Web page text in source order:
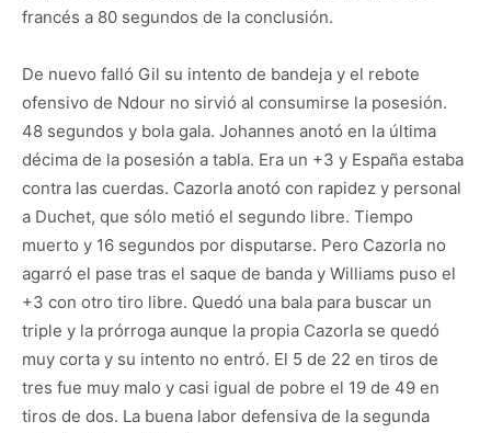
francés a 80 segundos de la conclusión.
De nuevo falló Gil su intento de bandeja y el rebote
ofensivo de Ndour no sirvió al consumirse la posesión.
48 segundos y bola gala. Johannes anotó en la última
décima de la posesión a tabla. Era un +3 y España estaba
contra las cuerdas. Cazorla anotó con rapidez y personal
a Duchet, que sólo metió el segundo libre. Tiempo
muerto y 16 segundos por disputarse. Pero Cazorla no
agarró el pase tras el saque de banda y Williams puso el
+3 con otro tiro libre. Quedó una bala para buscar un
triple y la prórroga aunque la propia Cazorla se quedó
muy corta y su intento no entró. El 5 de 22 en tiros de
tres fue muy malo y casi igual de pobre el 19 de 49 en
tiros de dos. La buena labor defensiva de la segunda